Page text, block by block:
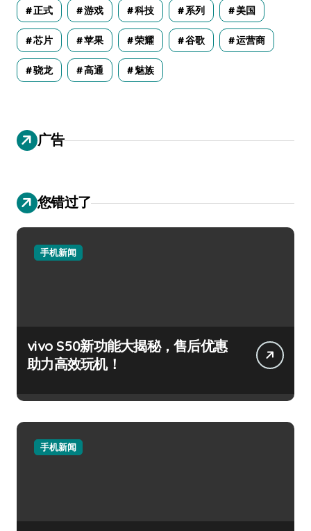
正式 游戏 科技 系列 美国
芯片 苹果 荣耀 谷歌 运营商
骁龙 高通 魅族
广告
您错过了
手机新闻
vivo S50新功能大揭秘，售后优惠
助力高效玩机！
手机新闻